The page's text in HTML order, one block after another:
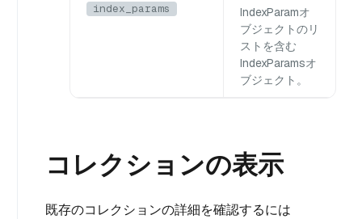
index_params IndexParamオ
ブジェクトのリ
ストを含む
IndexParamsオ
ブジェクト。
コレクションの表示
既存のコレクションの詳細を確認するには